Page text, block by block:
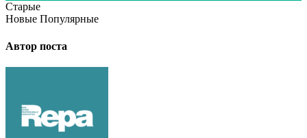
Старые
Новые Популярные
Автор поста